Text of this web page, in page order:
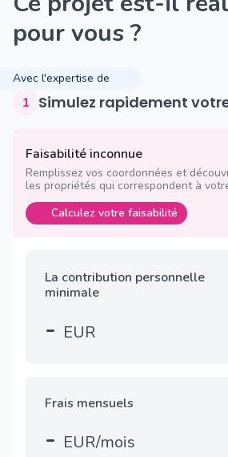
pour vous ?
Avec l'expertise de
1 Simulez rapidement
Faisabilité inconnue
Remplissez vos coordonnées et
les propriétés qui correspondent à
Calculez votre faisabilité
La contribution personnelle
minimale
- EUR
Frais mensuels
- EUR/mois